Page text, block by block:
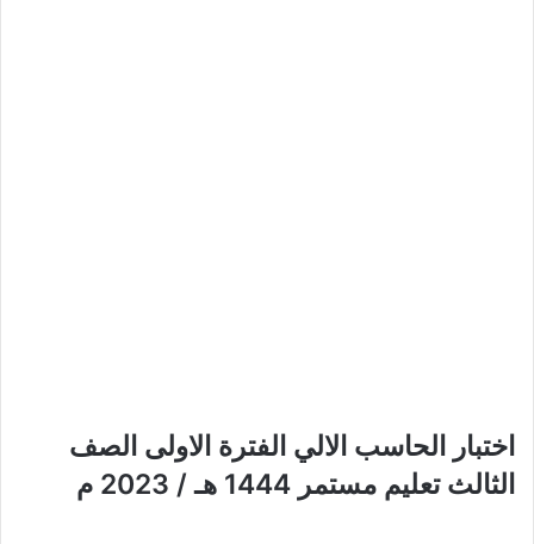
اختبار الحاسب الالي الفترة الاولى الصف
الثالث تعليم مستمر 1444 هـ / 2023 م​